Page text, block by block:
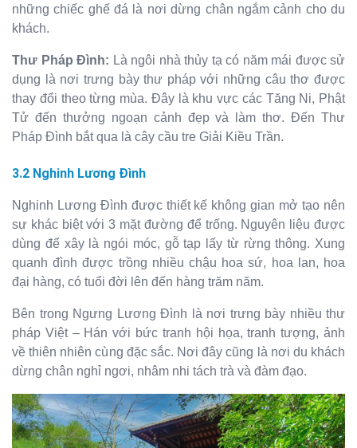
những chiếc ghế đá là nơi dừng chân ngắm cảnh cho du
khách.
Thư Pháp Đình: Là ngôi nhà thủy tạ có năm mái được sử
dụng là nơi trưng bày thư pháp với những câu thơ được
thay đổi theo từng mùa. Đây là khu vực các Tăng Ni, Phật
Tử đến thưởng ngoạn cảnh đẹp và làm thơ. Đến Thư
Pháp Đình bắt qua là cây cầu tre Giải Kiều Trần.
3.2 Nghinh Lương Đình
Nghinh Lương Đình được thiết kế không gian mở tạo nên
sự khác biệt với 3 mặt đường để trống. Nguyên liệu được
dùng để xây là ngói móc, gỗ tạp lấy từ rừng thông. Xung
quanh đình được trồng nhiều chậu hoa sứ, hoa lan, hoa
đại hàng, có tuổi đời lên đến hàng trăm năm.
Bên trong Ngưng Lương Đình là nơi trưng bày nhiều thư
pháp Việt – Hán với bức tranh hội họa, tranh tượng, ảnh
về thiên nhiên cùng đặc sắc. Nơi đây cũng là nơi du khách
dừng chân nghỉ ngơi, nhâm nhi tách trà và đàm đạo.